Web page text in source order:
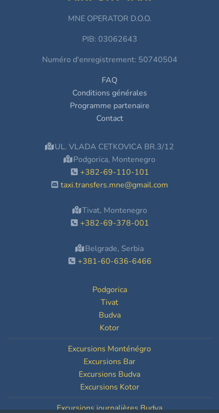
MNE OPERATOR D.O.O.
PIB: 03062643
Numéro d'enregistrement: 50740504
FAQ
Conditions générales
Programme partenaire
Contact
UL. VLADA CETKOVICA BR.3/12
Podgorica, Montenegro
+382-69-110-101
taxi.transfers.mne@gmail.com
Tivat, Montenegro
+382-69-378-001
Belgrade, Serbia
+381-60-636-6466
Podgorica
Tivat
Budva
Kotor
Excursions Monténégro
Excursions Bar
Excursions Budva
Excursions Kotor
Excursions journalières Budva